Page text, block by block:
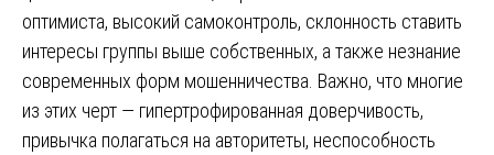
оптимиста, высокий самоконтроль, склонность ставить
интересы группы выше собственных, а также незнание
современных форм мошенничества. Важно, что многие
из этих черт — гипертрофированная доверчивость,
привычка полагаться на авторитеты, неспособность